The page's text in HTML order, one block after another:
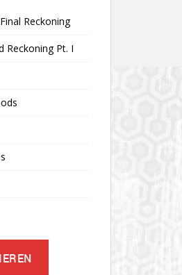
Reckoning
Reckoning Pt. I